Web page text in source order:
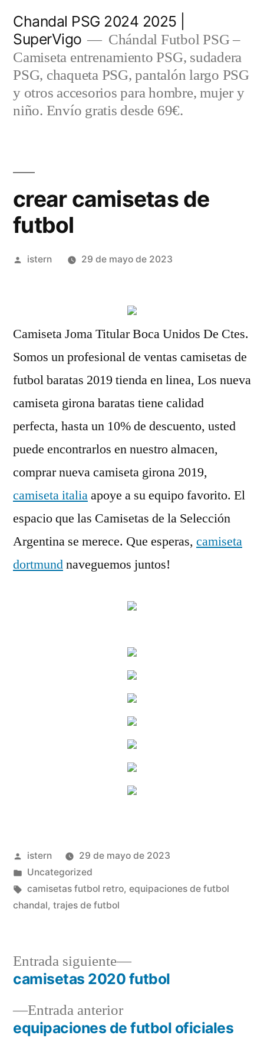
contenido
Chandal PSG 2024 2025 |
SuperVigo
Chándal Futbol PSG –
Camiseta entrenamiento PSG, sudadera
PSG, chaqueta PSG, pantalón largo PSG
y otros accesorios para hombre, mujer y
niño. Envío gratis desde 69€.
crear camisetas de
futbol
Publicado
istern 29 de mayo de 2023
Camiseta Joma Titular Boca Unidos De Ctes.
Somos un profesional de ventas camisetas de
futbol baratas 2019 tienda en linea, Los nueva
camiseta girona baratas tiene calidad
perfecta, hasta un 10% de descuento, usted
puede encontrarlos en nuestro almacen,
comprar nueva camiseta girona 2019,
camiseta italiaapoye a su equipo favorito. El
espacio que las Camisetas de la Selección
Argentina se merece. Que esperas, camiseta
dortmundnaveguemos juntos!
Publicado
por
istern
29 de mayo de 2023
Publicado
en
Uncategorized
Etiquetas:
camisetas futbol retro, equipaciones de futbol
chandal, trajes de futbol
Navegación
de
entradas
Entrada anteriorEntrada
anterior:
equipaciones de futbol oficiales
Entrada siguiente
Entrada
siguiente:
camisetas 2020 futbol